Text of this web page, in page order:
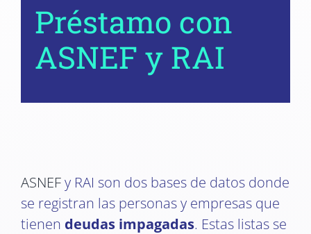
Préstamo con
ASNEF y RAI
ASNEFy RAI son dos bases de datos donde
se registran las personas y empresas que
tienen deudas impagadas. Estas listas se